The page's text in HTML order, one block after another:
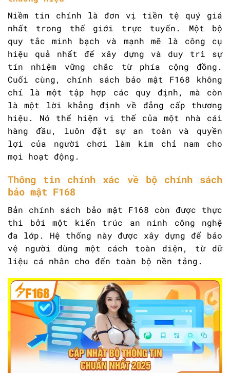
Niềm tin chính là đơn vị tiền tệ quý giá
nhất trong thế giới trực tuyến. Một bộ
quy tắc minh bạch và mạnh mẽ là công cụ
hiệu quả nhất để xây dựng và duy trì sự
tín nhiệm vững chắc từ phía cộng đồng.
Cuối cùng, chính sách bảo mật F168 không
chỉ là một tập hợp các quy định, mà còn
là một lời khẳng định về đẳng cấp thương
hiệu. Nó thể hiện vị thế của một nhà cái
hàng đầu, luôn đặt sự an toàn và quyền
lợi của người chơi làm kim chỉ nam cho
mọi hoạt động.
Thông tin chính xác về bộ chính sách
bảo mật F168
Bản chính sách bảo mật F168 còn được thực
thi bởi một kiến trúc an ninh công nghệ
đa lớp. Hệ thống này được xây dựng để bảo
vệ người dùng một cách toàn diện, từ dữ
liệu cá nhân cho đến toàn bộ nền tảng.